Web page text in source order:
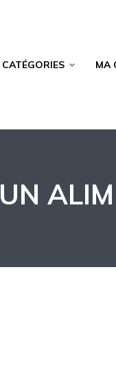
CATÉGORIES MA
UN